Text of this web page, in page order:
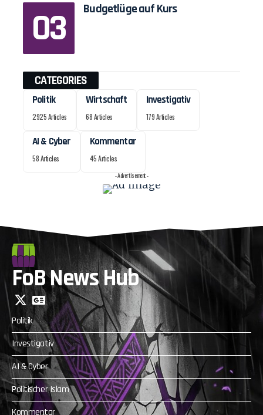
Budgetlüge auf Kurs
CATEGORIES
Politik
2925 Articles
Wirtschaft
68 Articles
Investigativ
179 Articles
AI & Cyber
58 Articles
Kommentar
45 Articles
- Advertisement -
FoB News Hub
Politik
Investigativ
AI & Cyber
Politischer Islam
Kommentar